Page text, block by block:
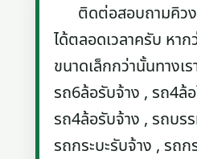
ติดต่อสอบถามคิวง
ได้ตลอดเวลาครับ หา
ขนาดเล็กกว่านั้นทางเ
รถ6ล้อรับจ้าง , รถ4ล้
รถ4ล้อรับจ้าง , รถบร
รถกระบะรับจ้าง , รถก